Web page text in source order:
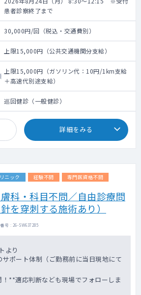
患者診察終了まで
30,000円/回（税込・交通費別）
上限15,000円（公共交通機関分支給）
上限15,000円（ガソリン代：10円/1km支給
＋高速代別途支給）
巡回健診（一般健診）
詳細をみる
ニック 経験不問 専門医資格不問
科・科目不問／自由診療問
を穿刺する施術あり）
号 : 26-SW637285
より
サポート体制（ご勤務前に当日現地にて
**適応判断なども現場でフォローしま